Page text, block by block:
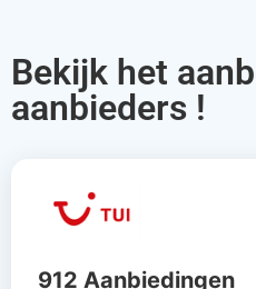
Bekijk het
aanbieders !
912 Aanbiedingen